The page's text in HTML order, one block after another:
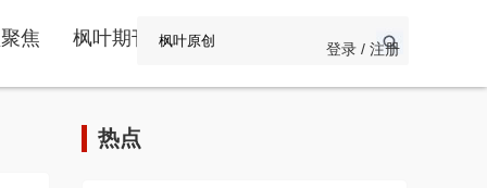
焦 枫叶期刊 登录 / 注册
热点